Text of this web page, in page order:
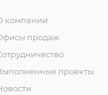
компании
продаж
проекты